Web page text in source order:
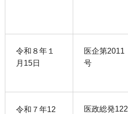
令和８年１
月15日
医企第2011
号
令和７年12
医政総発122